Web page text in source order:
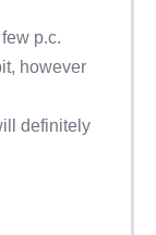
p.c.
however
definitely